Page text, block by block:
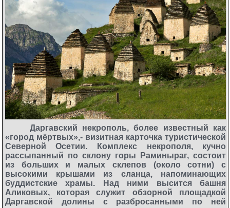
Даргавский некрополь, более известный как
«город мёртвых»,- визитная карточка туристической
Северной Осетии. Комплекс некрополя, кучно
рассыпанный по склону горы Раминыраг, состоит
из больших и малых склепов (около сотни) с
высокими крышами из сланца, напоминающих
буддистские храмы. Над ними высится башня
Аликовых, которая служит обзорной площадкой
Даргавской долины с разбросанными по ней